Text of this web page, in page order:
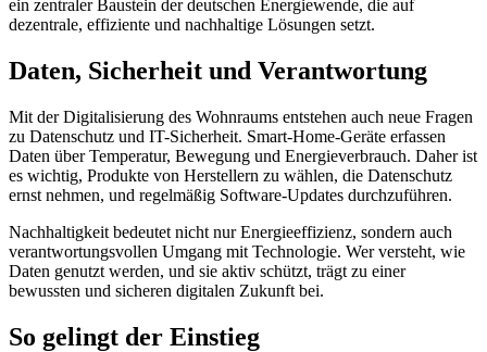
ein zentraler Baustein der deutschen Energiewende, die auf
dezentrale, effiziente und nachhaltige Lösungen setzt.
Daten, Sicherheit und Verantwortung
Mit der Digitalisierung des Wohnraums entstehen auch neue Fragen
zu Datenschutz und IT-Sicherheit. Smart-Home-Geräte erfassen
Daten über Temperatur, Bewegung und Energieverbrauch. Daher ist
es wichtig, Produkte von Herstellern zu wählen, die Datenschutz
ernst nehmen, und regelmäßig Software-Updates durchzuführen.
Nachhaltigkeit bedeutet nicht nur Energieeffizienz, sondern auch
verantwortungsvollen Umgang mit Technologie. Wer versteht, wie
Daten genutzt werden, und sie aktiv schützt, trägt zu einer
bewussten und sicheren digitalen Zukunft bei.
So gelingt der Einstieg